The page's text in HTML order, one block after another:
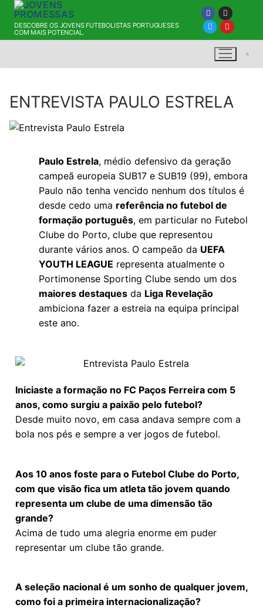
DESCOBRE OS JOVENS FUTEBOLISTAS PORTUGUESES
COM MAIS POTENCIAL.
ENTREVISTA PAULO ESTRELA
Paulo Estrela, médio defensivo da geração
campeã europeia SUB17 e SUB19 (99), embora
Paulo não tenha vencido nenhum dos títulos é
desde cedo uma referência no futebol de
formação português, em particular no Futebol
Clube do Porto, clube que representou
durante vários anos. O campeão da UEFA
YOUTH LEAGUE representa atualmente o
Portimonense Sporting Clube sendo um dos
maiores destaques da Liga Revelação
ambiciona fazer a estreia na equipa principal
este ano.
Iniciaste a formação no FC Paços Ferreira com 5
anos, como surgiu a paixão pelo futebol?
Desde muito novo, em casa andava sempre com a
bola nos pés e sempre a ver jogos de futebol.
Aos 10 anos foste para o Futebol Clube do Porto,
com que visão fica um atleta tão jovem quando
representa um clube de uma dimensão tão
grande?
Acima de tudo uma alegria enorme em puder
representar um clube tão grande.
A seleção nacional é um sonho de qualquer jovem,
como foi a primeira internacionalização?